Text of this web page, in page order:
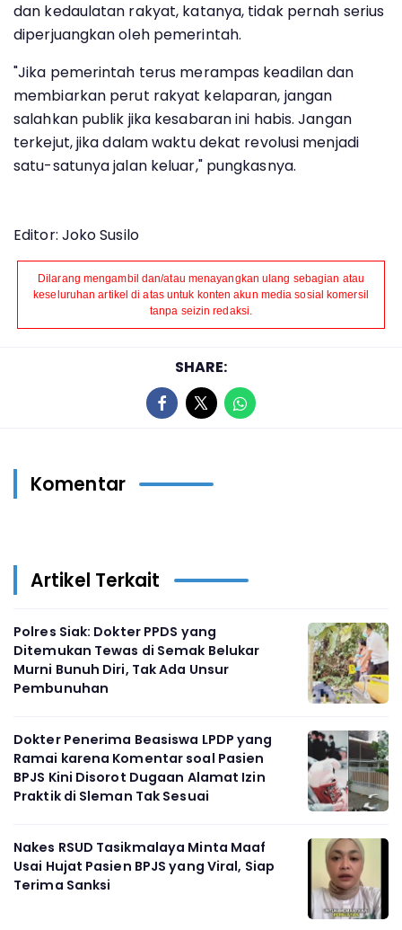
dan kedaulatan rakyat, katanya, tidak pernah serius
diperjuangkan oleh pemerintah.
"Jika pemerintah terus merampas keadilan dan
membiarkan perut rakyat kelaparan, jangan
salahkan publik jika kesabaran ini habis. Jangan
terkejut, jika dalam waktu dekat revolusi menjadi
satu-satunya jalan keluar," pungkasnya.
Editor: Joko Susilo
Dilarang mengambil dan/atau menayangkan ulang sebagian atau
keseluruhan artikel di atas untuk konten akun media sosial komersil
tanpa seizin redaksi.
SHARE:
Komentar
Artikel Terkait
Polres Siak: Dokter PPDS yang
Ditemukan Tewas di Semak Belukar
Murni Bunuh Diri, Tak Ada Unsur
Pembunuhan
Dokter Penerima Beasiswa LPDP yang
Ramai karena Komentar soal Pasien
BPJS Kini Disorot Dugaan Alamat Izin
Praktik di Sleman Tak Sesuai
Nakes RSUD Tasikmalaya Minta Maaf
Usai Hujat Pasien BPJS yang Viral, Siap
Terima Sanksi